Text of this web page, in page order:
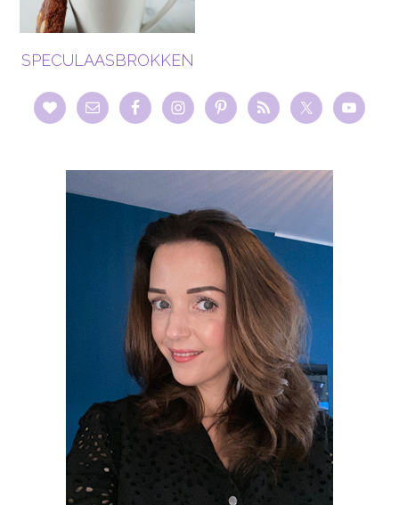
SPECULAASBROKKEN